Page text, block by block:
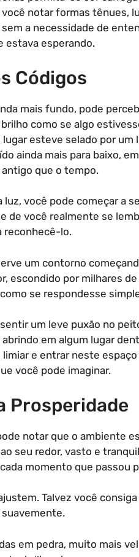
notar formas tênues,
a necessidade de
estava esperando.
Códigos
mais fundo, pode
como se algo
esteve selado por
ainda mais para baixo,
que o tempo.
luz, você pode começar a
de você realmente se
reconhecê-lo.
um contorno
escondido por milhares
se respondesse
um leve puxão no
em algum lugar
e entrar neste
você pode imaginar.
Prosperidade
notar que o ambiente
seu redor, vasto e
momento que passou
Talvez você
em pedra, muito mais